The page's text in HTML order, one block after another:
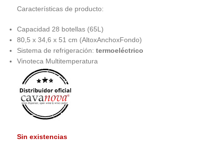
Características de producto:
Capacidad 28 botellas (65L)
80,5 x 34,6 x 51 cm (AltoxAnchoxFondo)
Sistema de refrigeración: termoeléctrico
Vinoteca Multitemperatura
Sin existencias